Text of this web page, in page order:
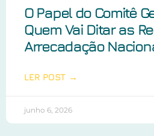
O Papel do Comitê
Quem Vai Ditar as
Arrecadação
LER POST →
junho 6, 2026